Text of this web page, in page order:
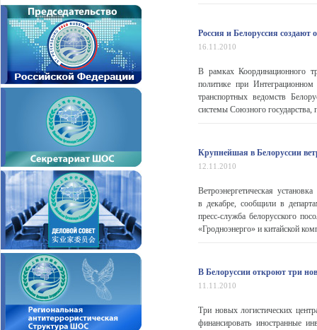
Россия и Белоруссия создают
16.11.2010
В рамках Координационного
политике при
транспортных ведомств
системы Союзного
Крупнейшая в Белоруссии
12.11.2010
Ветроэнергетическая
в декабре, сообщили в
пресс-служба белорусского
«Гродноэнерго» и китайской
В Белоруссии откроют три
11.11.2010
Три новых логистических
финансировать иностранные